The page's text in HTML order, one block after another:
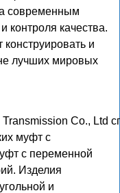
современным
контроля качества.
и
лучших мировых
Co., Ltd
муфт с
с переменной
Изделия
и